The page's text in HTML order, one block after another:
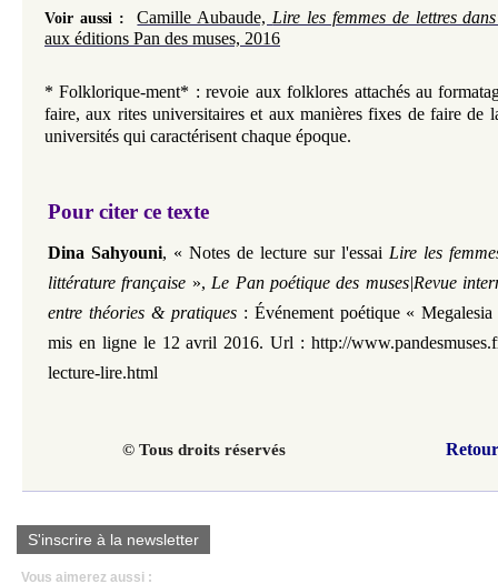
Voir aussi : Camille Aubaude, Lire les femmes de lettres
aux éditions Pan des muses, 2016
* Folklorique-ment* : revoie aux folklores attachés au
faire, aux rites universitaires et aux manières fixes de faire de
universités qui caractérisent chaque époque.
Pour citer ce texte
Dina Sahyouni, « Notes de lecture sur l'essai Lire les
littérature française », Le Pan poétique des muses|Revue
entre théories & pratiques: Événement poétique «
mis en ligne le 12 avril 2016. Url :http://
lecture-lire.html
© Tous droits réservés
S'inscrire à la newsletter
Vous aimerez aussi :